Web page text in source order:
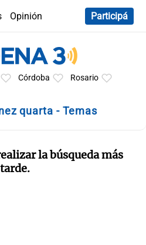
Opinión
Participá
Córdoba Rosario
quarta - Temas
la búsqueda más
tarde.